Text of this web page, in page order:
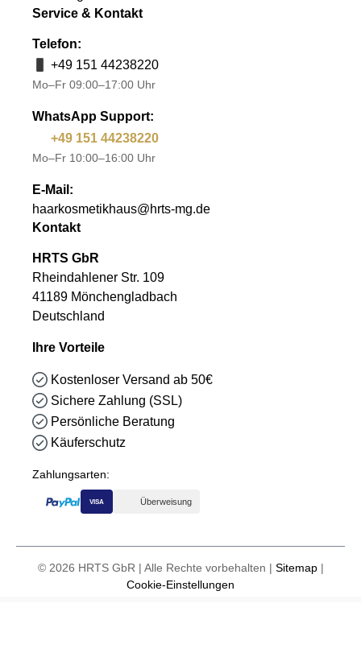
Service & Kontakt
Telefon:
+49 151 44238220
Mo–Fr 09:00–17:00 Uhr
WhatsApp Support:
+49 151 44238220
Mo–Fr 10:00–16:00 Uhr
E-Mail:
haarkosmetikhaus@hrts-mg.de
Kontakt
HRTS GbR
Rheindahlener Str. 109
41189 Mönchengladbach
Deutschland
Ihre Vorteile
Kostenloser Versand ab 50€
Sichere Zahlung (SSL)
Persönliche Beratung
Käuferschutz
Zahlungsarten:
VISA Überweisung
© 2026 HRTS GbR | Alle Rechte vorbehalten | Sitemap|
Cookie-Einstellungen